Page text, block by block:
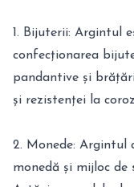
1. Bijuterii: Argintul
confecționarea
pandantive și
și rezistenței la
2. Monede:
monedă și mijloc